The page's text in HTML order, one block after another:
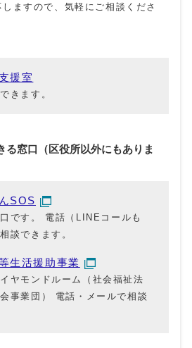
ますので、気軽にご相談くださ
援室
きます。
る窓口（区役所以外にもありま
SOS
です。 電話（LINEコールも
談できます。
生活援助事業
ヤモンドルーム（社会福祉法
事業団） 電話・メールで相談